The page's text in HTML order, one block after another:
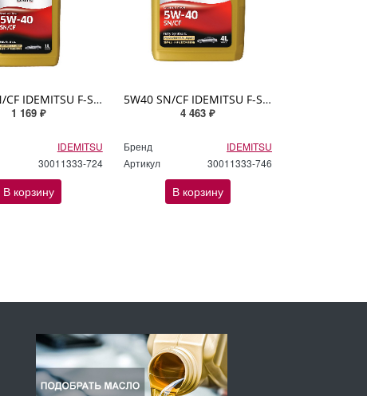
5W40 SN/CF IDEMITSU F-S 1л синтетическое
1 169 ₽
IDEMITSU
30011333-724
В корзину
5W40 SN/CF IDEMITSU F-S 4л синтетическое
4 463 ₽
Бренд
IDEMITSU
Артикул
30011333-746
В корзину